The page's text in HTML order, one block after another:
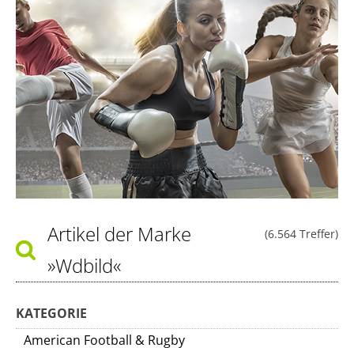
(6.564 Treffer)
Artikel der Marke
»Wdbild«
KATEGORIE
American Football & Rugby